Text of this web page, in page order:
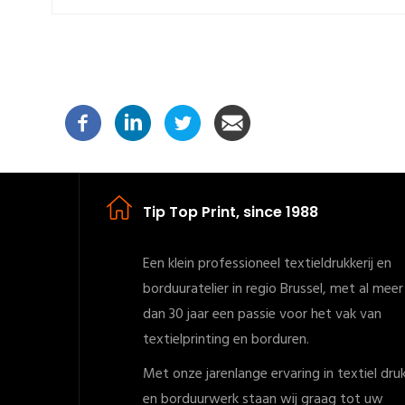
Tip Top Print, since 1988
Een klein professioneel textieldrukkerij en
borduuratelier in regio Brussel, met al meer
dan 30 jaar een passie voor het vak van
textielprinting en borduren.
Met onze jarenlange ervaring in textiel
en borduurwerk staan wij graag tot uw